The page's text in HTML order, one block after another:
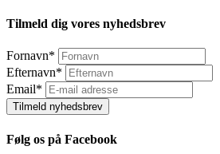
Tilmeld dig vores nyhedsbrev
Fornavn*
Efternavn*
Email*
Tilmeld nyhedsbrev
Følg os på Facebook